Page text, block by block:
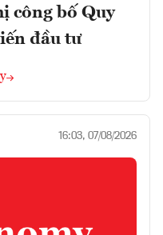
công bố Quy
đầu tư
16:03, 07/08/2026